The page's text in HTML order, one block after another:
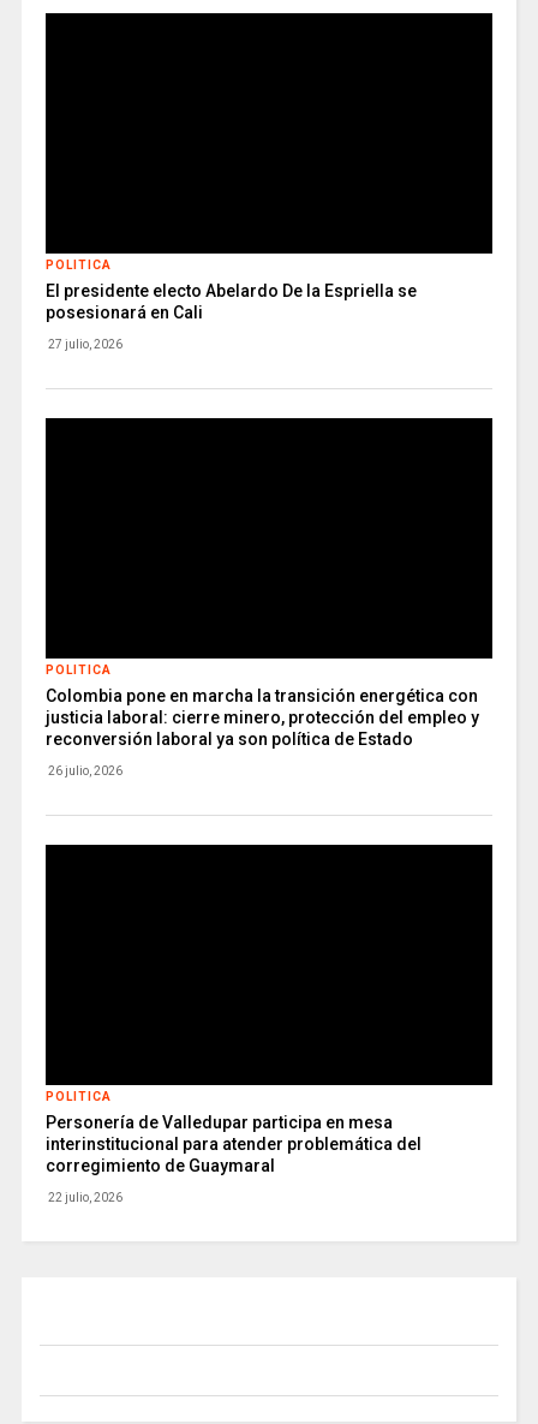
POLITICA
El presidente electo Abelardo De la Espriella se
posesionará en Cali
27 julio, 2026
POLITICA
Colombia pone en marcha la transición energética con
justicia laboral: cierre minero, protección del empleo y
reconversión laboral ya son política de Estado
26 julio, 2026
POLITICA
Personería de Valledupar participa en mesa
interinstitucional para atender problemática del
corregimiento de Guaymaral
22 julio, 2026